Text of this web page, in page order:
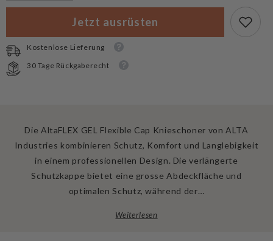
für
Flexible
Cap
AltaLOK™
Knieschoner
für
AltaFLEX
GEL
Flexible
Cap
AltaLOK™
Knieschoner
Jetzt ausrüsten
Kostenlose Lieferung
30 Tage Rückgaberecht
Die AltaFLEX GEL Flexible Cap Knieschoner von ALTA
Industries kombinieren Schutz, Komfort und Langlebigkeit
in einem professionellen Design. Die verlängerte
Schutzkappe bietet eine grosse Abdeckfläche und
optimalen Schutz, während der…
Weiterlesen